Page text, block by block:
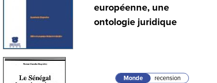
européenne, une
ontologie juridique
Monde recension